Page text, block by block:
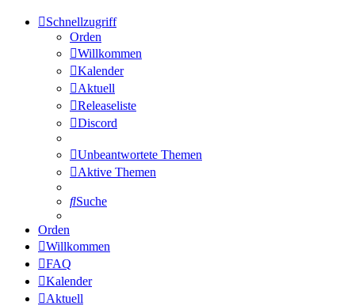
Schnellzugriff
Orden
Willkommen
Kalender
Aktuell
Releaseliste
Discord
Unbeantwortete Themen
Aktive Themen
Suche
Orden
Willkommen
FAQ
Kalender
Aktuell